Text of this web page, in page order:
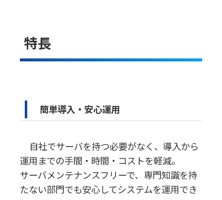
特長
簡単導入・安心運用
自社でサーバを持つ必要がなく、導入から
運用までの手間・時間・コストを軽減。
サーバメンテナンスフリーで、専門知識を持
たない部門でも安心してシステムを運用でき